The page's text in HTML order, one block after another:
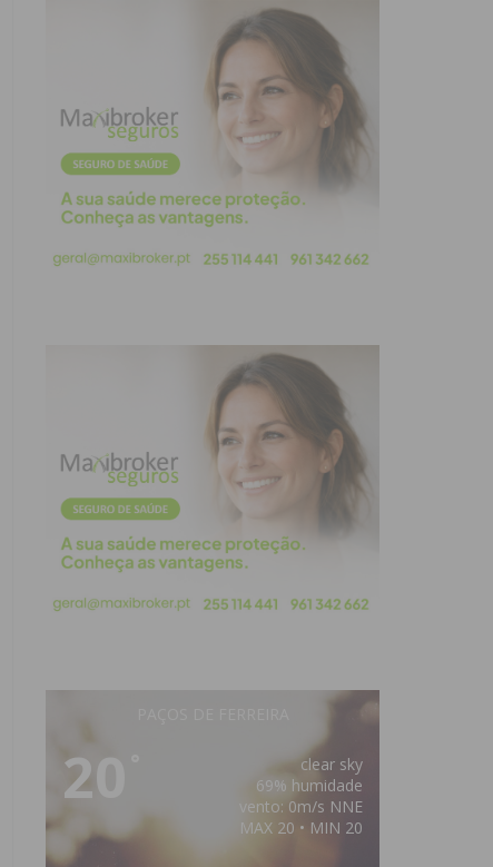
20
clear sky
69% humidade
vento: 0m/s NNE
MAX 20 • MIN 20